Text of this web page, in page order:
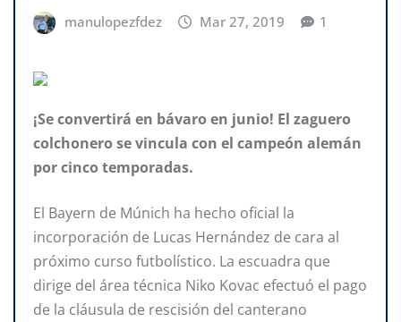
manulopezfdez Mar 27, 2019 1
¡Se convertirá en bávaro en junio! El zaguero
colchonero se vincula con el campeón alemán
por cinco temporadas.
El Bayern de Múnich ha hecho oficial la
incorporación de Lucas Hernández de cara al
próximo curso futbolístico. La escuadra que
dirige del área técnica Niko Kovac efectuó el pago
de la cláusula de rescisión del canterano